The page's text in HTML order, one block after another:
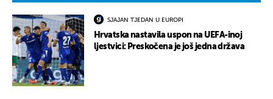
SJAJAN TJEDAN U EUROPI
Hrvatska nastavila uspon na UEFA-inoj
ljestvici: Preskočena je još jedna država